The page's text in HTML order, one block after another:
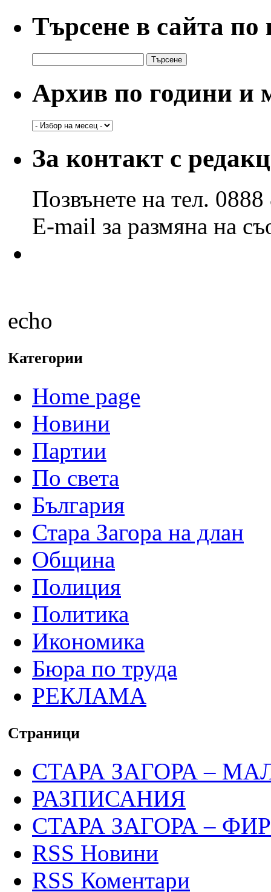
Търсене в сайта
за:
Архив по години и
Архив
и
месеци
За контакт с
Позвънете на тел.
E-mail за размяна на
echo
Категории
Home page
Новини
Партии
По света
България
Стара Загора на длан
Община
Полиция
Политика
Икономика
Бюра по труда
РЕКЛАМА
Страници
СТАРА ЗАГОРА –
РАЗПИСАНИЯ
СТАРА ЗАГОРА –
RSS Новини
RSS Коментари